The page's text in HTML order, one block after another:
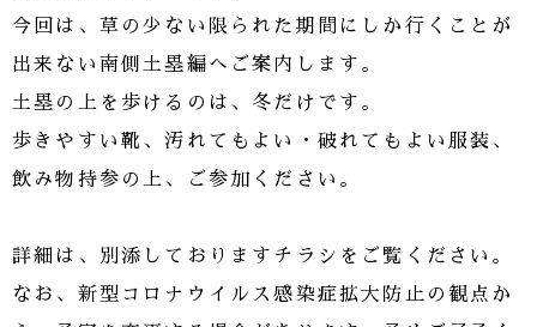
今回は、草の少ない限られた期間にしか行くことが
出来ない南側土塁編へご案内します。
土塁の上を歩けるのは、冬だけです。
歩きやすい靴、汚れてもよい・破れてもよい服装、
飲み物持参の上、ご参加ください。
詳細は、別添しておりますチラシをご覧ください。
なお、新型コロナウイルス感染症拡大防止の観点か